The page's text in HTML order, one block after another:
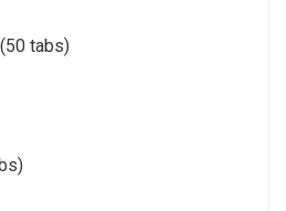
tabs)